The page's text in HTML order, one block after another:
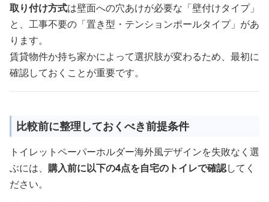
取り付け方式は壁面への穴あけが必要な「壁付けタイプ」
と、工事不要の「置き型・テンションポールタイプ」があ
ります。
賃貸物件か持ち家かによって選択肢が変わるため、最初に
確認しておくことが重要です。
比較前に整理しておくべき前提条件
トイレットペーパーホルダー海外風デザインを失敗なく選
ぶには、 購入前に以下の4点を自宅のトイレで確認してく
ださい。